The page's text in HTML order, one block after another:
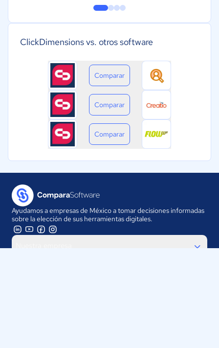
ClickDimensions vs. otros software
Comparar
Comparar
Comparar
Ayudamos a empresas de México a tomar decisiones informadas
sobre la elección de sus herramientas digitales.